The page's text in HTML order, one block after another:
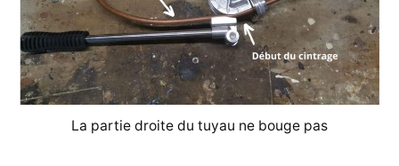
La partie droite du tuyau ne bouge pas